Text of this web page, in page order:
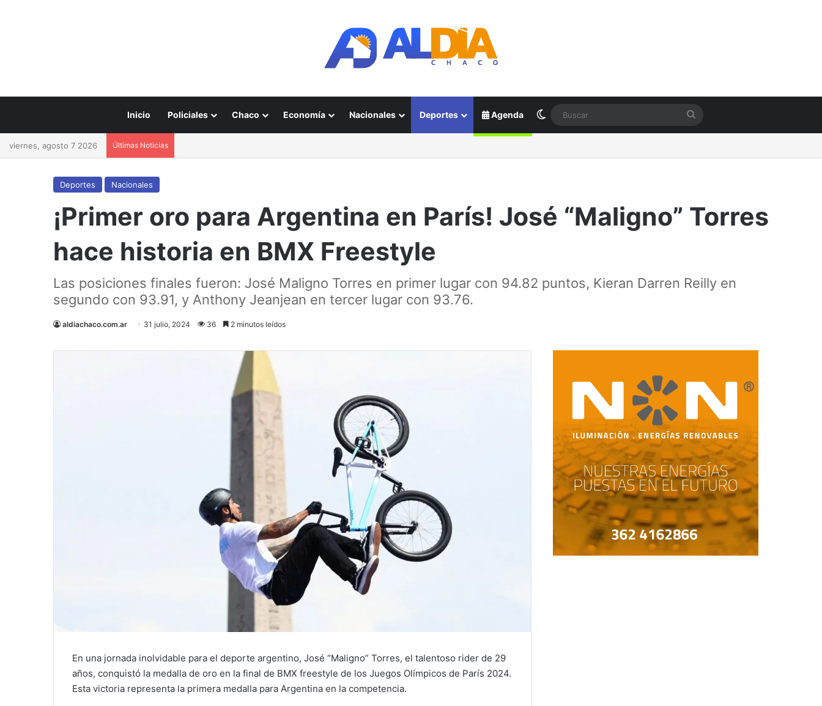
Inicio Policiales Chaco Economía Nacionales Deportes Agenda Switch skin
viernes, agosto 7 2026 Últimas Noticias
Deportes Nacionales
¡Primer oro para Argentina en París! José “Maligno” Torres
hace historia en BMX Freestyle
Las posiciones finales fueron: José Maligno Torres en primer lugar con 94.82 puntos, Kieran Darren Reilly en
segundo con 93.91, y Anthony Jeanjean en tercer lugar con 93.76.
aldiachaco.com.ar 31 julio, 2024 36 2 minutos leídos
En una jornada inolvidable para el deporte argentino, José “Maligno” Torres, el talentoso rider de 29
años, conquistó la medalla de oro en la final de BMX freestyle de los Juegos Olímpicos de París 2024.
Esta victoria representa la primera medalla para Argentina en la competencia.